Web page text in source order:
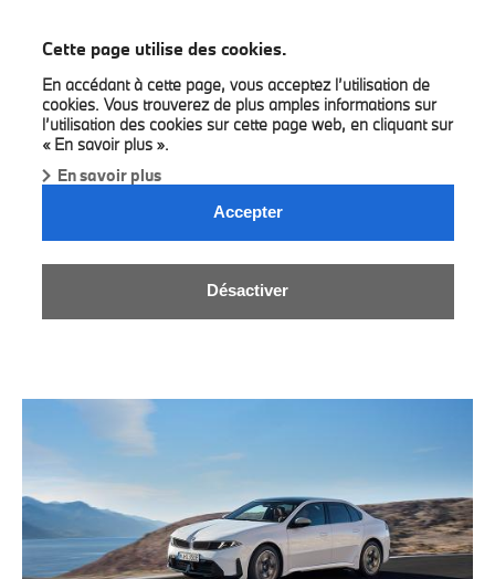
Cette page utilise des cookies.
En accédant à cette page, vous acceptez l’utilisation de
cookies. Vous trouverez de plus amples informations sur
l’utilisation des cookies sur cette page web, en cliquant sur
« En savoir plus ».
En savoir plus
Accepter
Désactiver
NEWS & EVENTS.
Neuigkeiten von Ihrem BMW Autohaus
Besuchen Sie regelmäßig unser News-Seite, um über unsere
neuesten Aktionen auf dem Laufenden zu bleiben.